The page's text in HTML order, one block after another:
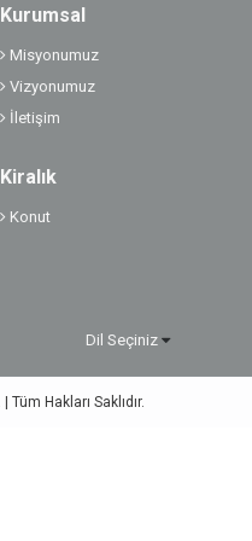
Kurumsal
Misyonumuz
Vizyonumuz
İletişim
Kiralık
Konut
Dil Seçiniz
| Tüm Hakları Saklıdır.